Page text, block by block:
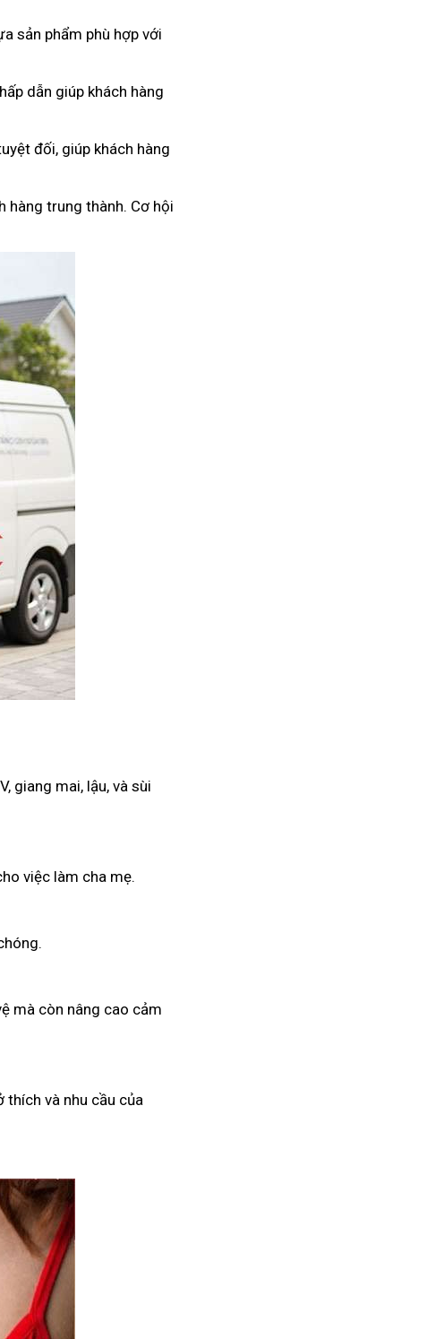
sản phẩm phù hợp với
dẫn giúp khách hàng
đối, giúp khách hàng
hàng trung thành. Cơ hội
giang mai, lậu, và sùi
việc làm cha mẹ.
mà còn nâng cao cảm
thích và nhu cầu của